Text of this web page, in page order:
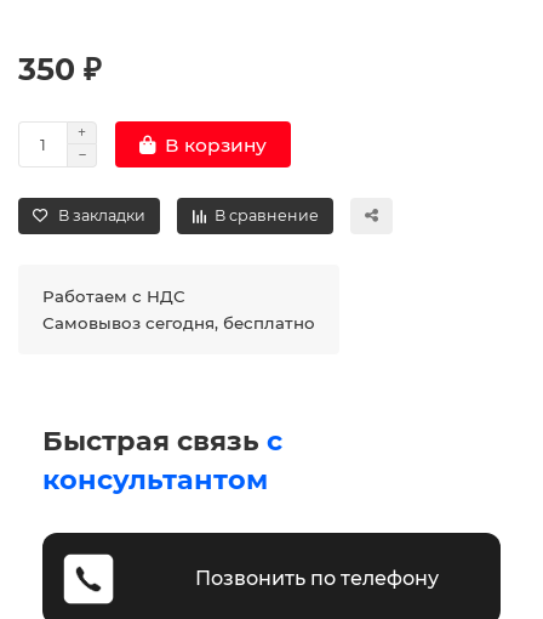
350 ₽
В корзину
В закладки В сравнение
Работаем с НДС
Самовывоз сегодня, бесплатно
Быстрая связь с
консультантом
Позвонить по телефону